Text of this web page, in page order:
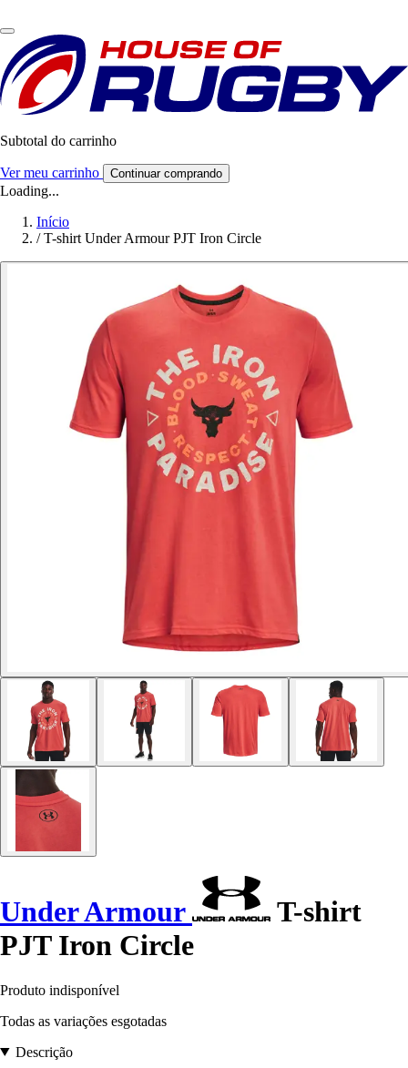
Subtotal do carrinho
Ver meu carrinho Continuar comprando
Loading...
Início
/ T-shirt Under Armour PJT Iron Circle
Under Armour
T-shirt
PJT Iron Circle
Produto indisponível
Todas as variações esgotadas
Descrição